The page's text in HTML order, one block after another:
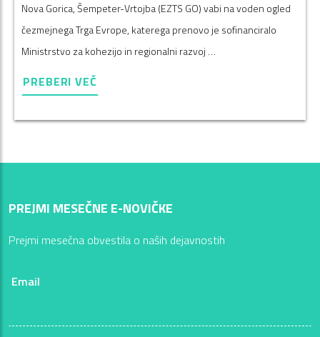
Nova Gorica, Šempeter-Vrtojba (EZTS GO) vabi na voden ogled
čezmejnega Trga Evrope, katerega prenovo je sofinanciralo
Ministrstvo za kohezijo in regionalni razvoj …
PREBERI VEČ
PREJMI MESEČNE E-NOVIČKE
Prejmi mesečna obvestila o naših dejavnostih
Email